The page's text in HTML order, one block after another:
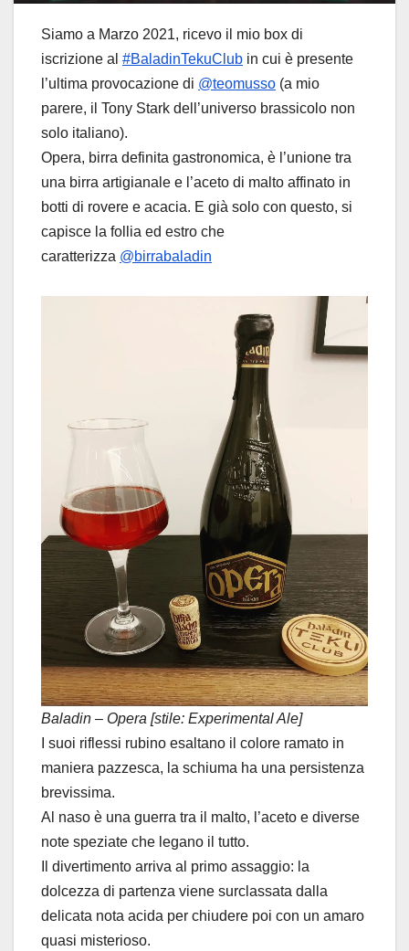
Siamo a Marzo 2021, ricevo il mio box di
iscrizione al #BaladinTekuClub in cui è presente
l’ultima provocazione di @teomusso (a mio
parere, il Tony Stark dell’universo brassicolo non
solo italiano).
Opera, birra definita gastronomica, è l’unione tra
una birra artigianale e l’aceto di malto affinato in
botti di rovere e acacia. E già solo con questo, si
capisce la follia ed estro che
caratterizza @birrabaladin
Baladin – Opera [stile: Experimental Ale]
I suoi riflessi rubino esaltano il colore ramato in
maniera pazzesca, la schiuma ha una persistenza
brevissima.
Al naso è una guerra tra il malto, l’aceto e diverse
note speziate che legano il tutto.
Il divertimento arriva al primo assaggio: la
dolcezza di partenza viene surclassata dalla
delicata nota acida per chiudere poi con un amaro
quasi misterioso.